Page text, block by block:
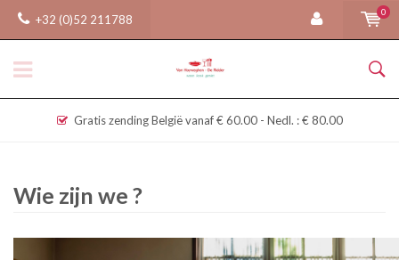
+32 (0)52 211788
0
Gratis zending België vanaf € 60.00 - Nedl. : € 80.00
Wie zijn we ?